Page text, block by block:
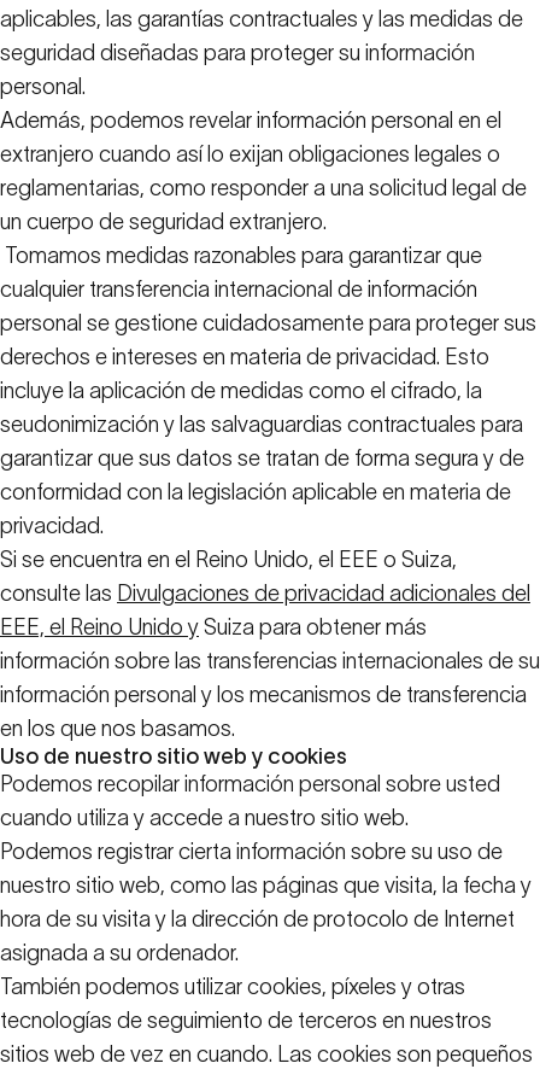
aplicables, las garantías contractuales y las medidas de
seguridad diseñadas para proteger su información
personal.
Además, podemos revelar información personal en el
extranjero cuando así lo exijan obligaciones legales o
reglamentarias, como responder a una solicitud legal de
un cuerpo de seguridad extranjero.
Tomamos medidas razonables para garantizar que
cualquier transferencia internacional de información
personal se gestione cuidadosamente para proteger sus
derechos e intereses en materia de privacidad. Esto
incluye la aplicación de medidas como el cifrado, la
seudonimización y las salvaguardias contractuales para
garantizar que sus datos se tratan de forma segura y de
conformidad con la legislación aplicable en materia de
privacidad.
Si se encuentra en el Reino Unido, el EEE o Suiza,
consulte las Divulgaciones de privacidad adicionales del
EEE, el Reino Unido y Suiza para obtener más
información sobre las transferencias internacionales de su
información personal y los mecanismos de transferencia
en los que nos basamos.
Uso de nuestro sitio web y cookies
Podemos recopilar información personal sobre usted
cuando utiliza y accede a nuestro sitio web.
Podemos registrar cierta información sobre su uso de
nuestro sitio web, como las páginas que visita, la fecha y
hora de su visita y la dirección de protocolo de Internet
asignada a su ordenador.
También podemos utilizar cookies, píxeles y otras
tecnologías de seguimiento de terceros en nuestros
sitios web de vez en cuando. Las cookies son pequeños